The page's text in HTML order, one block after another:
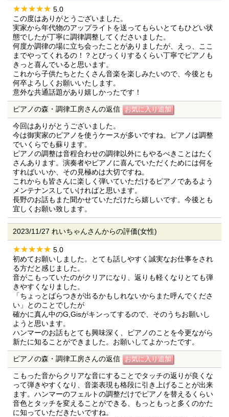
5.0
この度はありがとうございました。
実家から年代物のアップライトを送ってもらいとてもひどい状
態でしたが丁寧に調律調整してくださいました。
何度か調律の場に立ち会ったことがありましたが、えっ、ここ
までやってくれるの！？とびっくりするくらい丁寧でピアノも
きっと喜んでいると思います。
これから子供たちとたくさん音楽を楽しみたいので、今後とも
何卒よろしくお願いいたします。
意外な共通話題があり嬉しかったです！
ピアノの森・調律工房さんの返信
今回はありがとうございました。
今は御実家のピアノを使うケースが多いですね。ピアノは調整
でいくらでも蘇ります。
ピアノの調整は音程合わせの調律以外にもやるべきことはたく
さんあります。演奏者やピアノに喜んでいただくためには何を
すればいいか、その見極めは大切ですね。
これからも皆さんに楽しく弾いていただけるピアノであるよう
メンテナンスしていければと思います。
長野のお話もまた聞かせていただけたら嬉しいです。今後とも
宜しくお願い致します。
2023/11/27 れいちゃんさんからの評価(女性)
5.0
初めてお願いしました。とても話しやすく誠実なお仕事をされ
る方だと感じました。
音がこもっていたのがクリアになり、返りも軽くなりとても弾
きやすくなりました。
「ちょっとばらつきが出るかもしれないからまた呼んでくださ
い」とのことでしたが
確かに真ん中のG,Gisがキンってするので、そのうちお願いし
ようと思います。
ハンマーのお話もとても興味深く、ピアノのことを今更ながら
新たに知ることができました。お願いしてよかったです。
ピアノの森・調律工房さんの返信
こもった音からクリアな音にすることでタッチの返りが良くな
って弾きやすくなり、音楽表現も格段に引き上げることが出来
ます。ハンマーのフェルトの調整だけでピアノを替えるくらい
音色とタッチを変えることができる、もっともっと多くのかた
に知っていただきたいですね。